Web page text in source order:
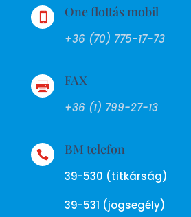
 One flottás mobil
+36 (70) 775-17-73
 FAX
+36 (1) 799-27-13
 BM telefon
39-530 (titkárság)
39-531 (jogsegély)